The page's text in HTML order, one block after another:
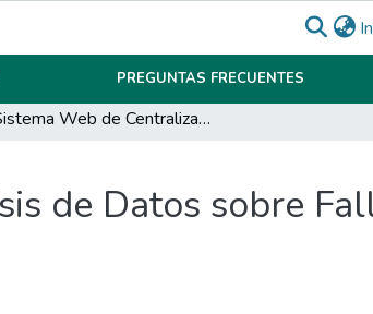
PREGUNTAS FRECUENTES
Sistema Web de Centralización y Análisis de Datos sobre Fallos del Automotor
de Datos sobre